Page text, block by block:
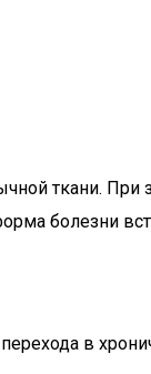
ткани. При
болезни
в